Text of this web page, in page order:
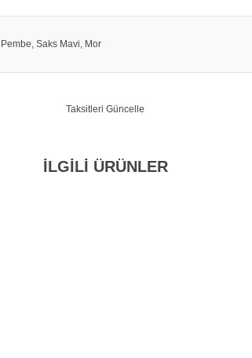
Pembe, Saks Mavi, Mor
Taksitleri Güncelle
İLGİLİ ÜRÜNLER